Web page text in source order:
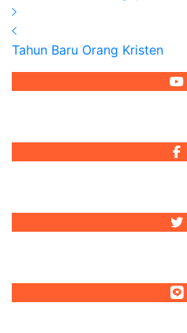
Tahun Baru Orang Kristen